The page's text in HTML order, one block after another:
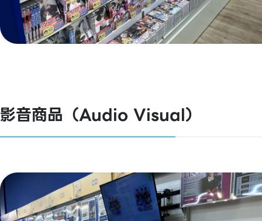
影音商品（Audio Visual）